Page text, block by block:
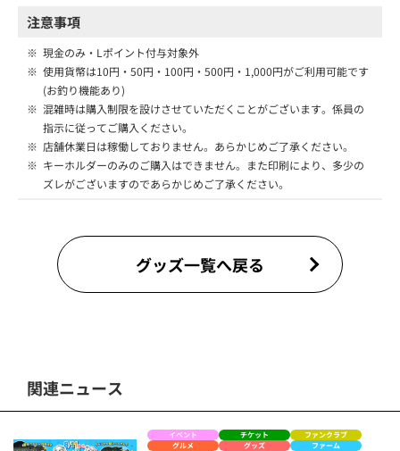
注意事項
※ 現金のみ・Lポイント付与対象外
※ 使用貨幣は10円・50円・100円・500円・1,000円がご利用可能です
(お釣り機能あり)
※ 混雑時は購入制限を設けさせていただくことがございます。係員の
指示に従ってご購入ください。
※ 店舗休業日は稼働しておりません。あらかじめご了承ください。
※ キーホルダーのみのご購入はできません。また印刷により、多少の
ズレがございますのであらかじめご了承ください。
グッズ一覧へ戻る
関連ニュース
イベント チケット
ファンクラブ
グルメ
グッズ ファーム